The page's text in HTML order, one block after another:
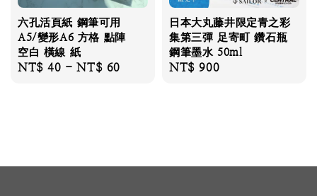
六孔活頁紙 鋼筆可用
A5/變形A6 方格 點陣
空白 橫線 紙
Regular
NT$ 40 -NT$ 60
日本大丸藤井限定青之彩
集第三彈 足寄町 鑽石瓶
鋼筆墨水 50ml
Regular
NT$ 900